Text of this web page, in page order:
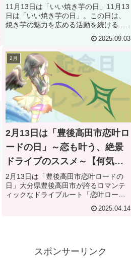
の日？】
11月13日は「いい焼き芋の日」11月13
日は「いい焼き芋の日」。この日は、
焼き芋の魅力を広める活動を続ける 株
式会社いも子のやきいも阿佐美や（本
部：埼玉県戸田市） が制定し、2022年
（令和4年）に一般社団法人・日本記念
日協会により正式に...
2025.09.03
2月
2月13日は「豊後高田市恋叶ロ
ードの日」～恋も叶う、絶景
ドライブのススメ～【何気な
い今日は何の日？】
2月13日は「豊後高田市恋叶ロードの
日」大分県豊後高田市が誇るロマンテ
ィックなドライブルート「恋叶ロー
ド」。その名前にちなんで、2月13日が
「豊後高田市恋叶ロードの日」として
2025.04.14
スポンサーリンク